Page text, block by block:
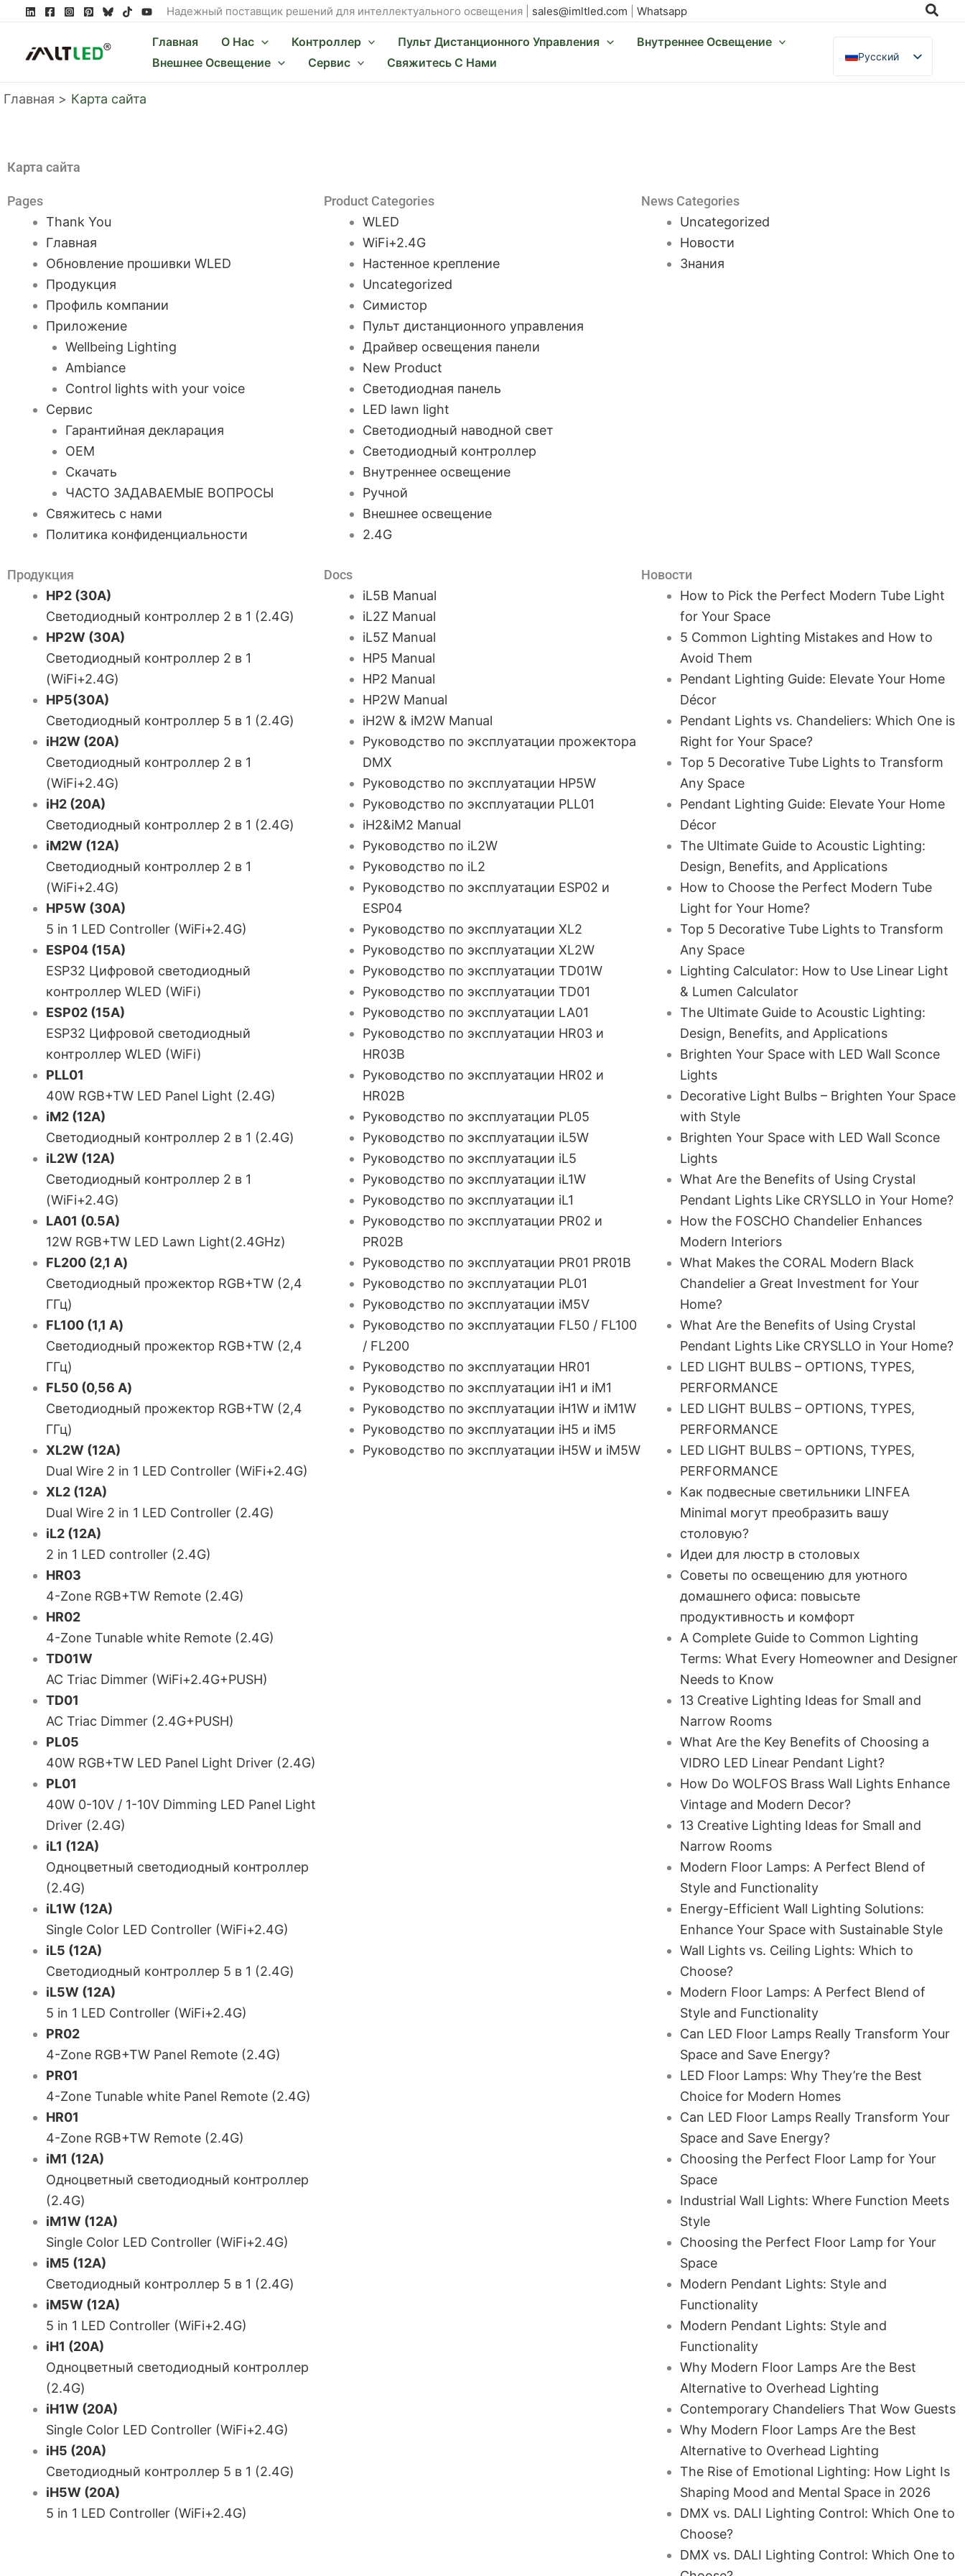
Перейти
содержимому
Надежный поставщик решений для интеллектуального освещения | sales@imltled.com Whatsapp
Главная О Нас Контроллер Пульт Дистанционного Управления
Внутреннее Освещение
Внешнее Освещение
Сервис Свяжитесь С Нами
Русский
English
Главная Карта сайта
Карта сайта
Pages
Thank You
Главная
Обновление прошивки WLED
Продукция
Профиль компании
Приложение
Wellbeing Lighting
Ambiance
Control lights with your voice
Сервис
Гарантийная декларация
OEM
Скачать
ЧАСТО ЗАДАВАЕМЫЕ ВОПРОСЫ
Свяжитесь с нами
Политика конфиденциальности
Product Categories
WLED
WiFi+2.4G
Настенное крепление
Uncategorized
Симистор
Пульт дистанционного управления
Драйвер освещения панели
New Product
Светодиодная панель
LED lawn light
Светодиодный наводной свет
Светодиодный контроллер
Внутреннее освещение
Ручной
Внешнее освещение
2.4G
News Categories
Uncategorized
Новости
Знания
Продукция
HP2 (30A)
Светодиодный контроллер 2 в 1 (2.4G)
HP2W (30A)
Светодиодный контроллер 2 в 1
(WiFi+2.4G)
HP5(30A)
Светодиодный контроллер 5 в 1 (2.4G)
iH2W (20A)
Светодиодный контроллер 2 в 1
(WiFi+2.4G)
iH2 (20A)
Светодиодный контроллер 2 в 1 (2.4G)
iM2W (12A)
Светодиодный контроллер 2 в 1
(WiFi+2.4G)
HP5W (30A)
5 in 1 LED Controller (WiFi+2.4G)
ESP04 (15A)
ESP32 Цифровой светодиодный
контроллер WLED (WiFi)
ESP02 (15A)
ESP32 Цифровой светодиодный
контроллер WLED (WiFi)
PLL01
40W RGB+TW LED Panel Light (2.4G)
iM2 (12A)
Светодиодный контроллер 2 в 1 (2.4G)
iL2W (12A)
Светодиодный контроллер 2 в 1
(WiFi+2.4G)
LA01 (0.5A)
12W RGB+TW LED Lawn Light(2.4GHz)
FL200 (2,1 А)
Светодиодный прожектор RGB+TW (2,4
ГГц)
FL100 (1,1 А)
Светодиодный прожектор RGB+TW (2,4
ГГц)
FL50 (0,56 А)
Светодиодный прожектор RGB+TW (2,4
ГГц)
XL2W (12A)
Dual Wire 2 in 1 LED Controller (WiFi+2.4G)
XL2 (12A)
Dual Wire 2 in 1 LED Controller (2.4G)
iL2 (12A)
2 in 1 LED controller (2.4G)
HR03
4-Zone RGB+TW Remote (2.4G)
HR02
4-Zone Tunable white Remote (2.4G)
TD01W
AC Triac Dimmer (WiFi+2.4G+PUSH)
TD01
AC Triac Dimmer (2.4G+PUSH)
PL05
40W RGB+TW LED Panel Light Driver (2.4G)
PL01
40W 0-10V / 1-10V Dimming LED Panel Light
Driver (2.4G)
iL1 (12A)
Одноцветный светодиодный контроллер
(2.4G)
iL1W (12A)
Single Color LED Controller (WiFi+2.4G)
iL5 (12A)
Светодиодный контроллер 5 в 1 (2.4G)
iL5W (12A)
5 in 1 LED Controller (WiFi+2.4G)
PR02
4-Zone RGB+TW Panel Remote (2.4G)
PR01
4-Zone Tunable white Panel Remote (2.4G)
HR01
4-Zone RGB+TW Remote (2.4G)
iM1 (12A)
Одноцветный светодиодный контроллер
(2.4G)
iM1W (12A)
Single Color LED Controller (WiFi+2.4G)
iM5 (12A)
Светодиодный контроллер 5 в 1 (2.4G)
iM5W (12A)
5 in 1 LED Controller (WiFi+2.4G)
iH1 (20A)
Одноцветный светодиодный контроллер
(2.4G)
iH1W (20A)
Single Color LED Controller (WiFi+2.4G)
iH5 (20A)
Светодиодный контроллер 5 в 1 (2.4G)
iH5W (20A)
5 in 1 LED Controller (WiFi+2.4G)
Docs
iL5B Manual
iL2Z Manual
iL5Z Manual
HP5 Manual
HP2 Manual
HP2W Manual
iH2W & iM2W Manual
Руководство по эксплуатации прожектора
DMX
Руководство по эксплуатации HP5W
Руководство по эксплуатации PLL01
iH2&iM2 Manual
Руководство по iL2W
Руководство по iL2
Руководство по эксплуатации ESP02 и
ESP04
Руководство по эксплуатации XL2
Руководство по эксплуатации XL2W
Руководство по эксплуатации TD01W
Руководство по эксплуатации TD01
Руководство по эксплуатации LA01
Руководство по эксплуатации HR03 и
HR03B
Руководство по эксплуатации HR02 и
HR02B
Руководство по эксплуатации PL05
Руководство по эксплуатации iL5W
Руководство по эксплуатации iL5
Руководство по эксплуатации iL1W
Руководство по эксплуатации iL1
Руководство по эксплуатации PR02 и
PR02B
Руководство по эксплуатации PR01 PR01B
Руководство по эксплуатации PL01
Руководство по эксплуатации iM5V
Руководство по эксплуатации FL50 / FL100
/ FL200
Руководство по эксплуатации HR01
Руководство по эксплуатации iH1 и iM1
Руководство по эксплуатации iH1W и iM1W
Руководство по эксплуатации iH5 и iM5
Руководство по эксплуатации iH5W и iM5W
Новости
How to Pick the Perfect Modern Tube Light
for Your Space
5 Common Lighting Mistakes and How to
Avoid Them
Pendant Lighting Guide: Elevate Your Home
Décor
Pendant Lights vs. Chandeliers: Which One is
Right for Your Space?
Top 5 Decorative Tube Lights to Transform
Any Space
Pendant Lighting Guide: Elevate Your Home
Décor
The Ultimate Guide to Acoustic Lighting:
Design, Benefits, and Applications
How to Choose the Perfect Modern Tube
Light for Your Home?
Top 5 Decorative Tube Lights to Transform
Any Space
Lighting Calculator: How to Use Linear Light
& Lumen Calculator
The Ultimate Guide to Acoustic Lighting:
Design, Benefits, and Applications
Brighten Your Space with LED Wall Sconce
Lights
Decorative Light Bulbs – Brighten Your Space
with Style
Brighten Your Space with LED Wall Sconce
Lights
What Are the Benefits of Using Crystal
Pendant Lights Like CRYSLLO in Your Home?
How the FOSCHO Chandelier Enhances
Modern Interiors
What Makes the CORAL Modern Black
Chandelier a Great Investment for Your
Home?
What Are the Benefits of Using Crystal
Pendant Lights Like CRYSLLO in Your Home?
LED LIGHT BULBS – OPTIONS, TYPES,
PERFORMANCE
LED LIGHT BULBS – OPTIONS, TYPES,
PERFORMANCE
LED LIGHT BULBS – OPTIONS, TYPES,
PERFORMANCE
Как подвесные светильники LINFEA
Minimal могут преобразить вашу
столовую?
Идеи для люстр в столовых
Советы по освещению для уютного
домашнего офиса: повысьте
продуктивность и комфорт
A Complete Guide to Common Lighting
Terms: What Every Homeowner and Designer
Needs to Know
13 Creative Lighting Ideas for Small and
Narrow Rooms
What Are the Key Benefits of Choosing a
VIDRO LED Linear Pendant Light?
How Do WOLFOS Brass Wall Lights Enhance
Vintage and Modern Decor?
13 Creative Lighting Ideas for Small and
Narrow Rooms
Modern Floor Lamps: A Perfect Blend of
Style and Functionality
Energy-Efficient Wall Lighting Solutions:
Enhance Your Space with Sustainable Style
Wall Lights vs. Ceiling Lights: Which to
Choose?
Modern Floor Lamps: A Perfect Blend of
Style and Functionality
Can LED Floor Lamps Really Transform Your
Space and Save Energy?
LED Floor Lamps: Why They’re the Best
Choice for Modern Homes
Can LED Floor Lamps Really Transform Your
Space and Save Energy?
Choosing the Perfect Floor Lamp for Your
Space
Industrial Wall Lights: Where Function Meets
Style
Choosing the Perfect Floor Lamp for Your
Space
Modern Pendant Lights: Style and
Functionality
Modern Pendant Lights: Style and
Functionality
Why Modern Floor Lamps Are the Best
Alternative to Overhead Lighting
Contemporary Chandeliers That Wow Guests
Why Modern Floor Lamps Are the Best
Alternative to Overhead Lighting
The Rise of Emotional Lighting: How Light Is
Shaping Mood and Mental Space in 2026
DMX vs. DALI Lighting Control: Which One to
Choose?
DMX vs. DALI Lighting Control: Which One to